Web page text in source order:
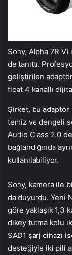
Sony, Alpha 7R
de tanıttı.
geliştirilen
float 4 kanallı
Şirket, bu adaptör
temiz ve dengeli
Audio Class 2.0
bağlandığında
kullanılabiliyor.
Sony, kamera ile
da duyurdu. Yeni
göre yaklaşık 1,3
dikey tutma kolu
SAD1 şarj cihazı
desteğiyle iki pili